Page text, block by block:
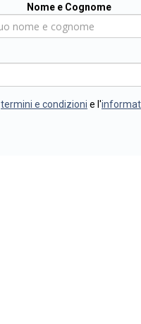
Nome e Cognome
termini e condizioni e l'